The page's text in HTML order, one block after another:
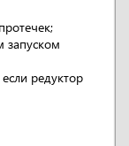
запуском
редуктор